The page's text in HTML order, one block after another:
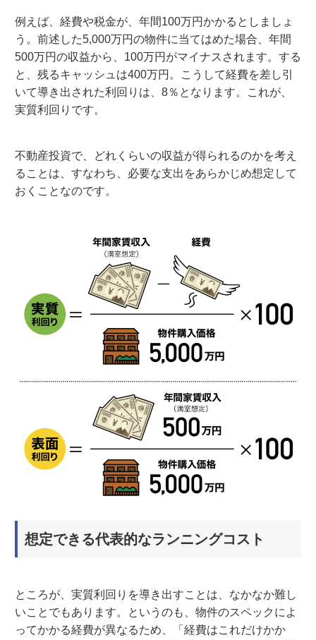
例えば、経費や税金が、年間100万円かかるとしましょ
う。前述した5,000万円の物件に当てはめた場合、年間
500万円の収益から、100万円がマイナスされます。する
と、残るキャッシュは400万円。こうして経費を差し引
いて導き出された利回りは、8％となります。これが、
実質利回りです。
不動産投資で、どれくらいの収益が得られるのかを考え
ることは、すなわち、必要な支出をあらかじめ想定して
おくことなのです。
想定できる代表的なランニングコスト
ところが、実質利回りを導き出すことは、なかなか難し
いことでもあります。というのも、物件のスペックによ
ってかかる経費が異なるため、「経費はこれだけかか